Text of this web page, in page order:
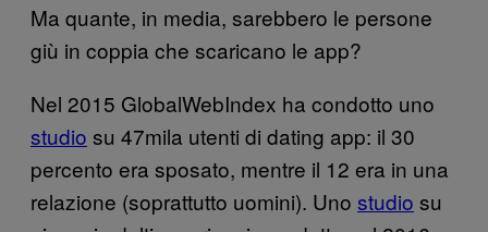
Ma quante, in media, sarebbero le persone
giù in coppia che scaricano le app?
Nel 2015 GlobalWebIndex ha condotto uno
studio su 47mila utenti di dating app: il 30
percento era sposato, mentre il 12 era in una
relazione (soprattutto uomini). Uno studio su